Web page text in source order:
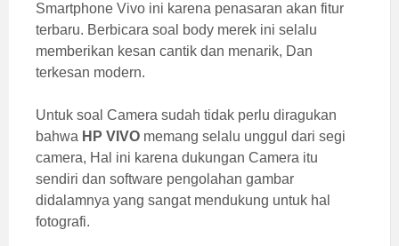
Smartphone Vivo ini karena penasaran akan fitur
terbaru. Berbicara soal body merek ini selalu
memberikan kesan cantik dan menarik, Dan
terkesan modern.
Untuk soal Camera sudah tidak perlu diragukan
bahwa HP VIVO memang selalu unggul dari segi
camera, Hal ini karena dukungan Camera itu
sendiri dan software pengolahan gambar
didalamnya yang sangat mendukung untuk hal
fotografi.